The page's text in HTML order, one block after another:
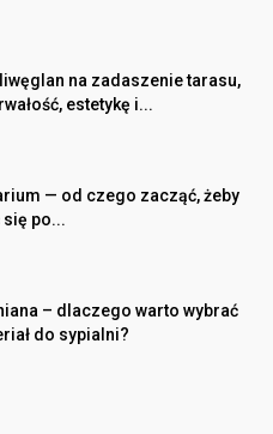
na zadaszenie tarasu,
estetykę i...
— od czego zacząć, żeby
po...
– dlaczego warto wybrać
do sypialni?